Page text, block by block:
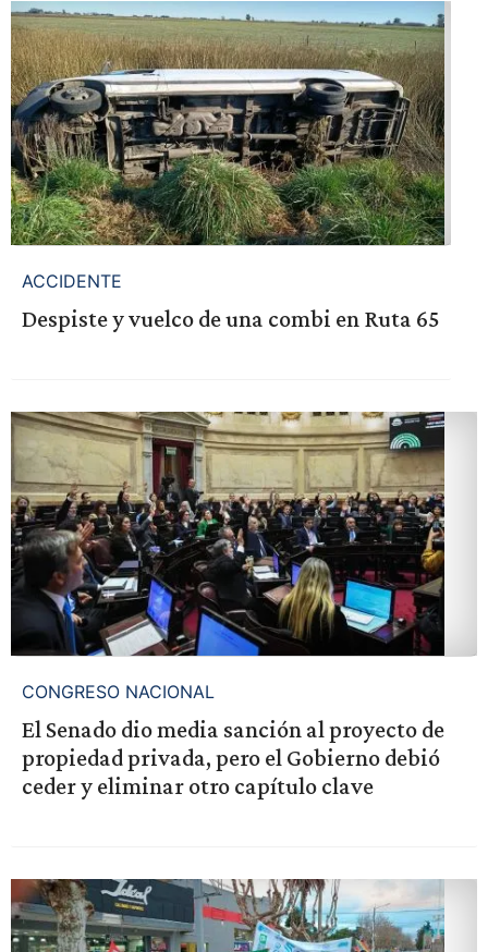
ACCIDENTE
Despiste y vuelco de una combi en Ruta 65
CONGRESO NACIONAL
El Senado dio media sanción al proyecto de
propiedad privada, pero el Gobierno debió
ceder y eliminar otro capítulo clave